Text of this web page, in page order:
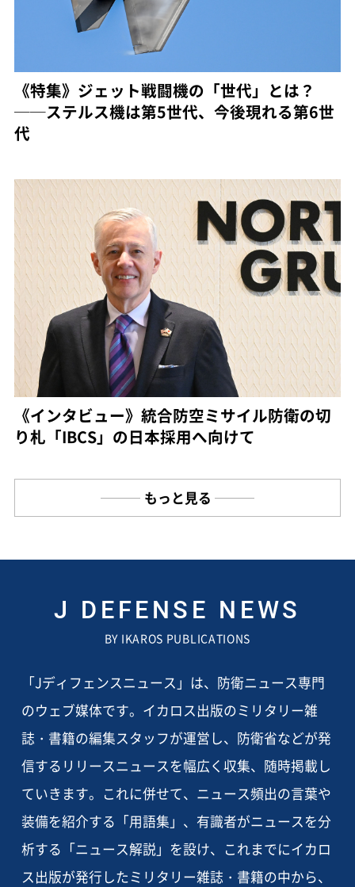
《特集》ジェット戦闘機の「世代」とは？
──ステルス機は第5世代、今後現れる第6世
代
《インタビュー》統合防空ミサイル防衛の切
り札「IBCS」の日本採用へ向けて
もっと見る
J DEFENSE NEWS
BY IKAROS PUBLICATIONS
「Jディフェンスニュース」は、防衛ニュース専門
のウェブ媒体です。イカロス出版のミリタリー雑
誌・書籍の編集スタッフが運営し、防衛省などが発
信するリリースニュースを幅広く収集、随時掲載し
ていきます。これに併せて、ニュース頻出の言葉や
装備を紹介する「用語集」、有識者がニュースを分
析する「ニュース解説」を設け、これまでにイカロ
ス出版が発行したミリタリー雑誌・書籍の中から、